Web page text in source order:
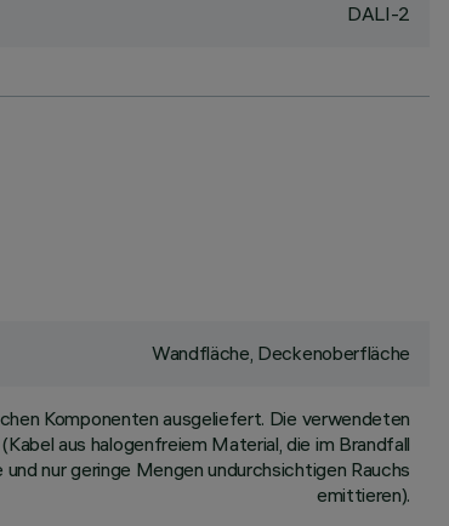
DALI-2
Wandfläche, Deckenoberfläche
Komponenten ausgeliefert. Die verwendeten
aus halogenfreiem Material, die im Brandfall
nur geringe Mengen undurchsichtigen Rauchs
emittieren).